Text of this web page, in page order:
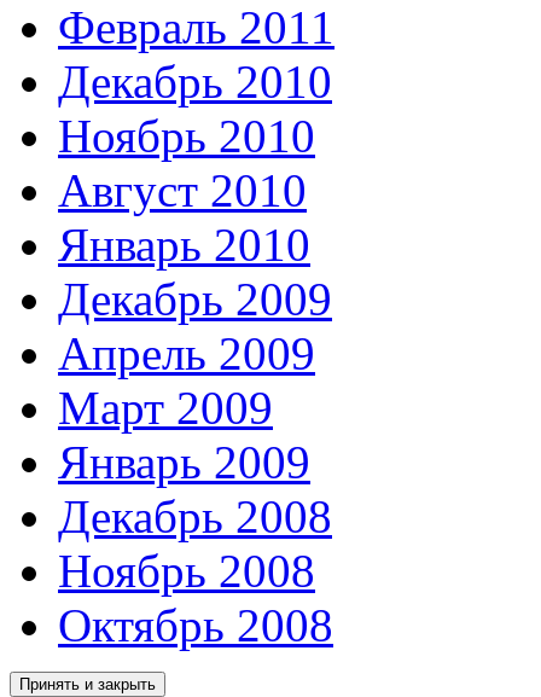
Февраль 2011
Декабрь 2010
Ноябрь 2010
Август 2010
Январь 2010
Декабрь 2009
Апрель 2009
Март 2009
Январь 2009
Декабрь 2008
Ноябрь 2008
Октябрь 2008